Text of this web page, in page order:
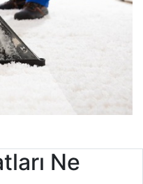
Ne